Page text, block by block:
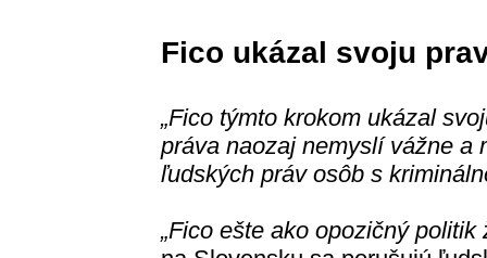
Fico ukázal svoju
„Fico týmto krokom ukázal
práva naozaj nemyslí vážne a
ľudských práv osôb s
„Fico ešte ako opozičný